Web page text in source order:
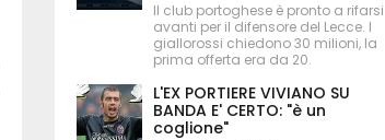
Il club portoghese è pronto a rifarsi
avanti per il difensore del Lecce. I
giallorossi chiedono 30 milioni, la
prima offerta era da 20.
L'EX PORTIERE VIVIANO SU
BANDA E' CERTO: "è un
coglione"